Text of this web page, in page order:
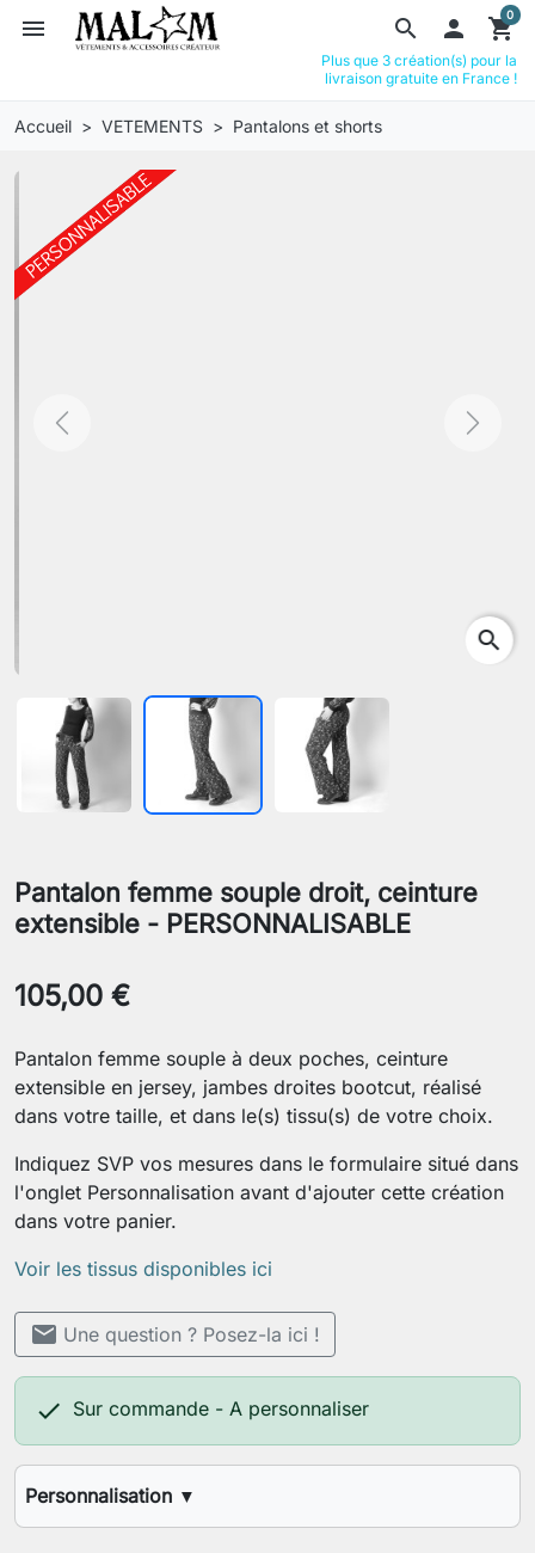
search
menu  shopping_cart
0
Plus que 3 création(s) pour la
livraison gratuite en France !
Accueil VETEMENTS Pantalons et shorts
Previous Next
search
Pantalon femme souple droit, ceinture
extensible - PERSONNALISABLE
105,00 €
Pantalon femme souple à deux poches, ceinture
extensible en jersey, jambes droites bootcut, réalisé
dans votre taille, et dans le(s) tissu(s) de votre choix.
Indiquez SVP vos mesures dans le formulaire situé dans
l'onglet Personnalisation avant d'ajouter cette création
dans votre panier.
Voir les tissus disponibles ici
mail Une question ? Posez-la ici !
 Sur commande - A personnaliser
Personnalisation ▼
Longueur d'entrejambes désirée